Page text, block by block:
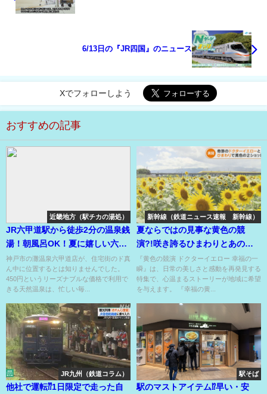
6/13日の『JR四国』のニュース
Xでフォローしよう
おすすめの記事
近畿地方（駅チカの湯処）
JR六甲道駅から徒歩2分の温泉銭
湯！朝風呂OK！夏に嬉しい六甲
の伏流水の水風呂あり〼！
神戸市の灘温泉六甲道店が、住宅街のド真
ん中に位置するとは知りませんでした。
450円というリーズナブルな価格で利用で
きる天然温泉は、忙しい毎...
新幹線（鉄道ニュース速報 新幹線）
夏ならではの見事な黄色の競
演?!咲き誇るひまわりとあの人
気者のコラボ??
『黄色の競演 ドクターイエロー 幸福の一
瞬』は、日常の美しさと感動を再発見する
特集で、心温まるストーリーが地域に希望
を与えます。 『幸福の黄...
JR九州（鉄道コラム）
他社で運転⁇1日限定で走った自
駅そば
駅のマストアイテム⁉早い・安